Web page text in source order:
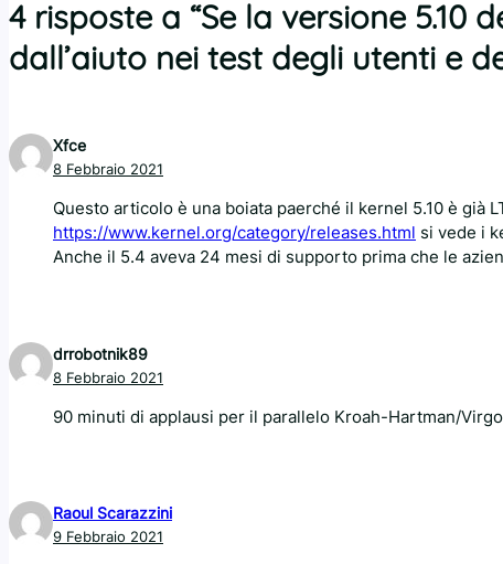
4 risposte a “Se la versione 5.10
dall’aiuto nei test degli utenti e
Xfce
8 Febbraio 2021
Questo articolo è una boiata paerché il kernel 5.10 è già
https://www.kernel.org/category/releases.html si vede i
Anche il 5.4 aveva 24 mesi di supporto prima che le
drrobotnik89
8 Febbraio 2021
90 minuti di applausi per il parallelo Kroah-Hartman/Virgo
Raoul Scarazzini
9 Febbraio 2021